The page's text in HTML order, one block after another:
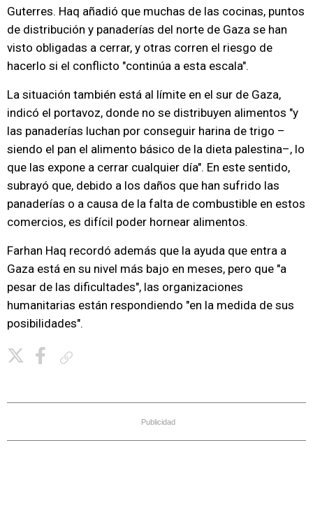
Guterres. Haq añadió que muchas de las cocinas, puntos
de distribución y panaderías del norte de Gaza se han
visto obligadas a cerrar, y otras corren el riesgo de
hacerlo si el conflicto "continúa a esta escala".
La situación también está al límite en el sur de Gaza,
indicó el portavoz, donde no se distribuyen alimentos "y
las panaderías luchan por conseguir harina de trigo –
siendo el pan el alimento básico de la dieta palestina–, lo
que las expone a cerrar cualquier día". En este sentido,
subrayó que, debido a los daños que han sufrido las
panaderías o a causa de la falta de combustible en estos
comercios, es difícil poder hornear alimentos.
Farhan Haq recordó además que la ayuda que entra a
Gaza está en su nivel más bajo en meses, pero que "a
pesar de las dificultades", las organizaciones
humanitarias están respondiendo "en la medida de sus
posibilidades".
Publicidad